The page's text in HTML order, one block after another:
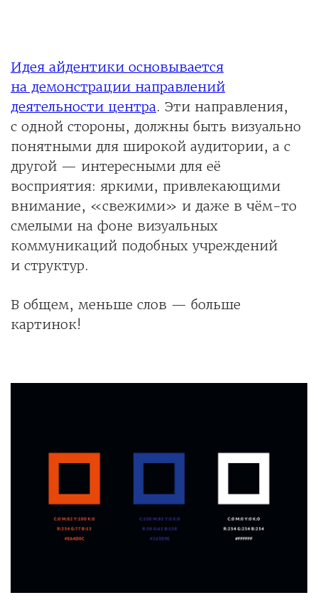
Идея айдентики основывается
на демонстрации направлений
деятельности центра. Эти направления,
с одной стороны, должны быть визуально
понятными для широкой аудитории, а с
другой — интересными для её
восприятия: яркими, привлекающими
внимание, «свежими» и даже в чём-то
смелыми на фоне визуальных
коммуникаций подобных учреждений
и структур.
В общем, меньше слов — больше
картинок!